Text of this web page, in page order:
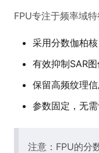
FPU专注于频率域特
采用分数伽柏
有效抑制SAR
保留高频纹理
参数固定，无
注意：FPU的分